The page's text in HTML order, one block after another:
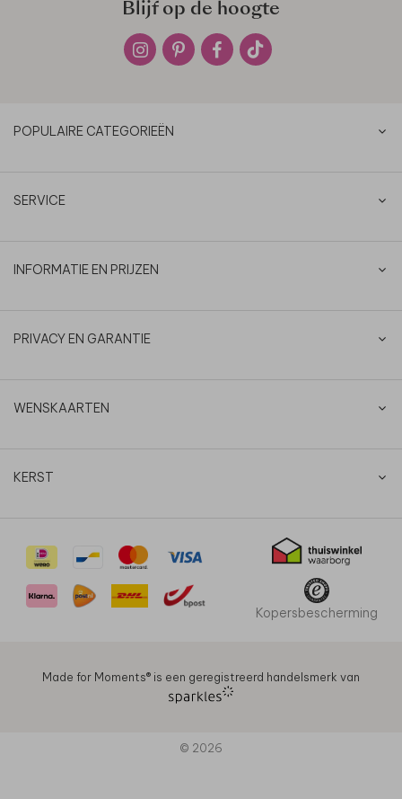
Blijf op de hoogte
POPULAIRE CATEGORIEËN
SERVICE
INFORMATIE EN PRIJZEN
PRIVACY EN GARANTIE
WENSKAARTEN
KERST
Kopersbescherming
Made for Moments®️ is een geregistreerd handelsmerk van
© 2026